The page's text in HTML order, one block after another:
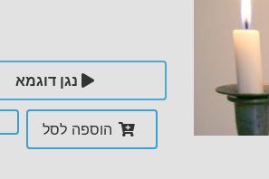
נגן דוגמא
הוספה לסל